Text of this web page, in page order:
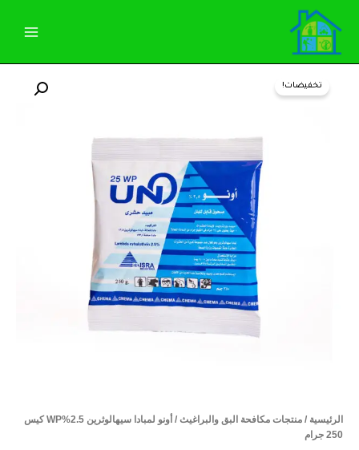
المحتوى
تخفيضات!
الرئيسية / منتجات مكافحة البق والبراغيث
/ أونو لمبادا سيهالوثرين 2.5%WP كيس
250 جرام
90,00 EGP.
85,00 EGP.